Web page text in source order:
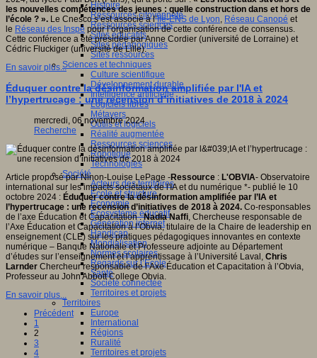
Histoire
Ressources citoyenneté
Ressources sciences
Sites éducatifs
Sites pédagogiques
Sites ressources
Sciences et techniques
Culture scientifique
Développement durable
Intelligence artificielle
Logiciels libres
Métavers
Outils et logiciels
Réalité augmentée
Ressources sciences
Robotique
Technologies
Société
Acteurs des territoires
Ecole et structure
Economie
Ecosystème éducatif
Génération internet
Handicap
Mondialisation
Normes scolaires
Regards sur l’Ecole
Santé
Société connectée
Territoires et projets
Territoires
Europe
International
Régions
Ruralité
Territoires et projets
les nouvelles compétences des jeunes : quelle construction dans et hors de
l’école ? ». Le Cnesco s’est associé à l’Ifé-ENS de Lyon, Réseau Canopé et
le Réseau des Inspé pour l’organisation de cette conférence de consensus.
Cette conférence a été présidée par Anne Cordier (université de Lorraine) et
Cédric Fluckiger (université de Lille).
En savoir plus...
Éduquer contre la désinformation amplifiée par l'IA et
l’hypertrucage : une recension d’initiatives de 2018 à 2024
mercredi, 06 novembre 2024
Recherche
Article proposé par Ninon-Louise LePage -Ressource : L'OBVIA- Observatoire
international sur les impacts sociétaux de l'IA et du numérique *- publié le 10
octobre 2024 : Éduquer contre la désinformation amplifiée par l’IA et
l’hypertrucage : une recensiond’initiatives de 2018 à 2024. Co-responsables
de l’axe Éducation et Capacitation :Nadia Naffi , Chercheuse responsable de
l’Axe Éducation et Capacitation à l’Obvia, titulaire de la Chaire de leadership en
enseignement (CLE) sur les pratiques pédagogiques innovantes en contexte
numérique – Banque Nationale et Professeure adjointe au Département
d’études sur l’enseignement et l’apprentissage à l’Université Laval, Chris
Larnder Chercheur responsable de l’Axe Éducation et Capacitation à l’Obvia,
Professeur au John Abbott College Obvia.
En savoir plus...
Précédent
1
2
3
4